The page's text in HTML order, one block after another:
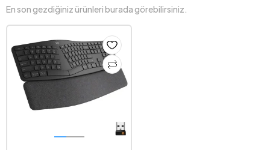
En son gezdiğiniz ürünleri burada görebilirsiniz.